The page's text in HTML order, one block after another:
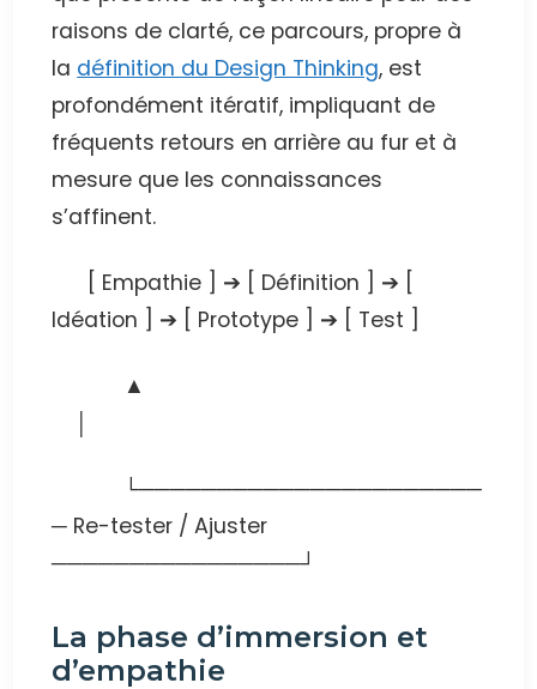
raisons de clarté, ce parcours, propre à
la définition du Design Thinking, est
profondément itératif, impliquant de
fréquents retours en arrière au fur et à
mesure que les connaissances
s’affinent.
[ Empathie ] ➔ [ Définition ] ➔ [
Idéation ] ➔ [ Prototype ] ➔ [ Test ]
▲
└──────────────────────
─ Re-tester / Ajuster
────────────────┘
La phase d’immersion et
d’empathie